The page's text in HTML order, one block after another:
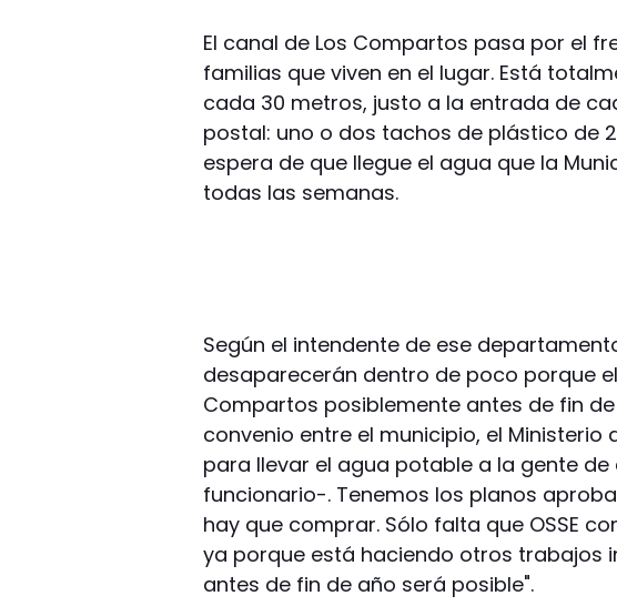
El canal de Los Compartos pasa por el
familias que viven en el lugar. Está
cada 30 metros, justo a la entrada de
postal: uno o dos tachos de plástico de
espera de que llegue el agua que la
todas las semanas.
Según el intendente de ese
desaparecerán dentro de poco porque
Compartos posiblemente antes de fin
convenio entre el municipio, el Ministerio
para llevar el agua potable a la gente
funcionario-. Tenemos los planos
hay que comprar. Sólo falta que OSSE
ya porque está haciendo otros trabajos
antes de fin de año será posible".